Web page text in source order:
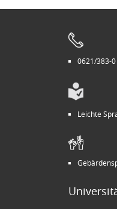
0621/383-
Leichte